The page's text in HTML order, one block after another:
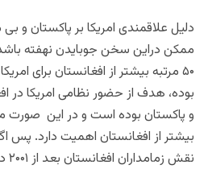
دلیل علاقمندی امریکا بر پاکستان و
ممکن دراین سخن جوبایدن نهفته
۵۰ مرتبه بیشتر از افغانستان برای
بوده، هدف از حضور نظامی امریکا در
و پاکستان بوده است و در این صورت
بیشتر از افغانستان اهمیت دارد. پس